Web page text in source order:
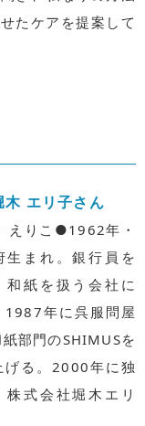
たケアを提案して
木 エリ子さん
えりこ●1962年・
生まれ。銀行員を
和紙を扱う会社に
1987年に呉服問屋
部門のSHIMUSを
げる。2000年に独
株式会社堀木エリ